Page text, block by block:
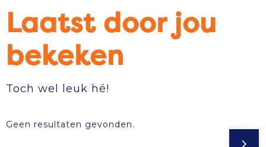
Laatst door jou
bekeken
Toch wel leuk hé!
Geen resultaten gevonden.